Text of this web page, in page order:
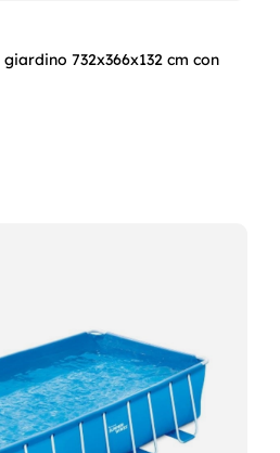
732x366x132 cm con